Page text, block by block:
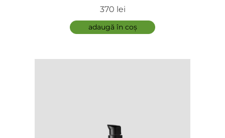
Glyco-Lacto Peel
370 lei
adaugă în coș